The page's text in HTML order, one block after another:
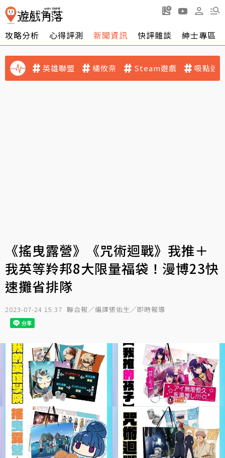
攻略分析 心得評測 新聞資訊 快評雜談 紳士專區
英雄聯盟 橘攸奈 Steam遊戲 吸點迷
《搖曳露營》《咒術迴戰》我推＋
我英等羚邦8大限量福袋！漫博23快
速攤省排隊
2023-07-24 15:37 聯合報／編譯張佑生╱即時報導